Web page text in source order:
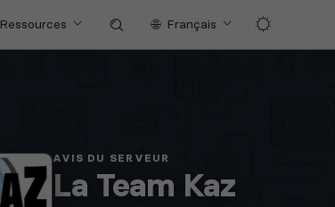
Ressources Français
AVIS DU SERVEUR
La Team Kaz